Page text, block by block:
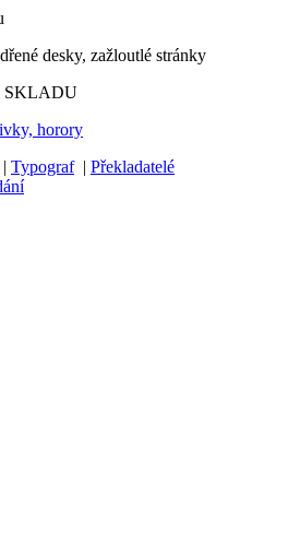
desky, zažloutlé stránky
SKLADU
horory
| Typograf| Překladatelé